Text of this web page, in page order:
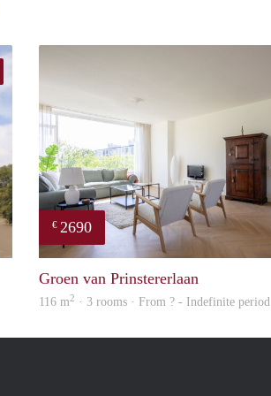
€ 2690
Groen van Prinstererlaan
116 m2 · 3 rooms · From ? - Indefinite period